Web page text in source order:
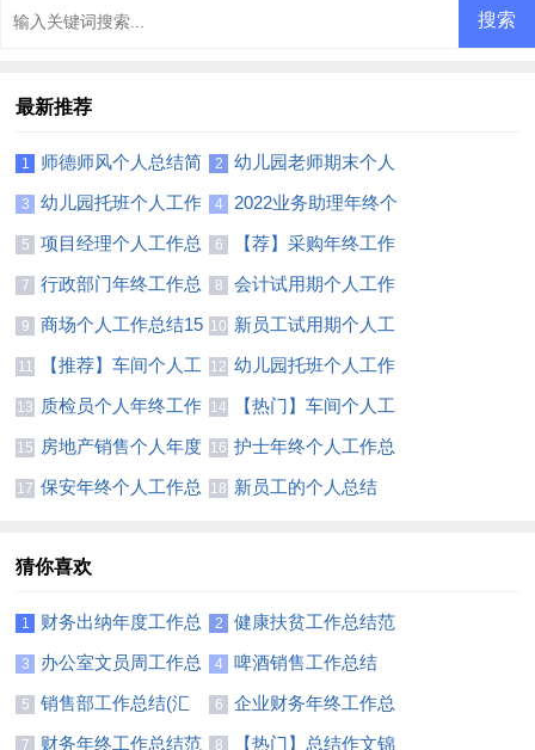
最新推荐
1
师德师风个人总结简
短范文
2
幼儿园老师期末个人
总结
3
幼儿园托班个人工作
总结(合集14篇)
4
2022业务助理年终个
人工作总结
5
项目经理个人工作总
结(汇编15篇)
6
【荐】采购年终工作
总结
7
行政部门年终工作总
结(合集15篇)
8
会计试用期个人工作
总结集锦15篇
9
商场个人工作总结15
篇
10 新员工试用期个人工
作总结集合15篇
11
【推荐】车间个人工
作总结
12 幼儿园托班个人工作
总结(通用14篇)
13
质检员个人年终工作
总结集合12篇
14
【热门】车间个人工
作总结
15
房地产销售个人年度
工作总结合集15篇
16 护士年终个人工作总
结【热】
17 保安年终个人工作总
18 新员工的个人总结
猜你喜欢
1
财务出纳年度工作总
结11篇
2
健康扶贫工作总结范
文
3
办公室文员周工作总
结
4 啤酒销售工作总结
5
销售部工作总结(汇
编15篇)
6
企业财务年终工作总
结范文
7 财务年终工作总结范 8 【热门】总结作文锦